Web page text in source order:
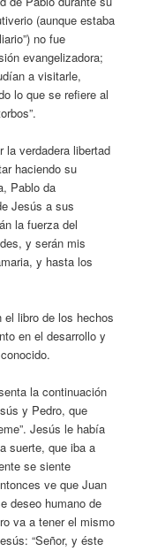
(aunque estaba
no fue
evangelizadora;
a visitarle,
lo que se refiere al
la verdadera libertad
haciendo su
Pablo da
Jesús a sus
la fuerza del
y serán mis
y hasta los
libro de los hechos
en el desarrollo y
la continuación
y Pedro, que
Jesús le había
suerte, que iba a
se siente
ve que Juan
deseo humano de
va a tener el mismo
“Señor, y éste